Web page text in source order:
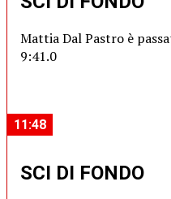
Mattia Dal Pastro è
9:41.0
11:48
SCI DI FONDO